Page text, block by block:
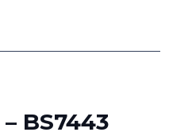
BS7443